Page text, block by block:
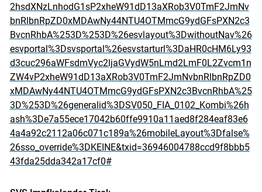
2hsdXNzLnhodG1sP2xheW91dD13aXRob3V0TmF2JmNv
bnRlbnRpZD0xMDAwNy44NTU4OTMmcG9ydGFsPXN2c3
BvcnRhbA%253D%253D%26esvlayout%3DwithoutNav%26
esvportal%3Dsvsportal%26esvstarturl%3DaHR0cHM6Ly93
d3cuc296aWFsdmVyc2ljaGVydW5nLmd2LmF0L2Zvcm1n
ZW4vP2xheW91dD13aXRob3V0TmF2JmNvbnRlbnRpZD0
xMDAwNy44NTU4OTMmcG9ydGFsPXN2c3BvcnRhbA%25
3D%253D%26generalid%3DSV050_FIA_0102_Kombi%26h
ash%3De7a55ece17042b60ffe9910a11aed8f284eaf83e6
4a4a92c2112a06c071c189a%26mobileLayout%3Dfalse%
26sso_override%3DKEINE&txid=36946004788ccd9f8bbb5
43fda25dda342a17cf0#